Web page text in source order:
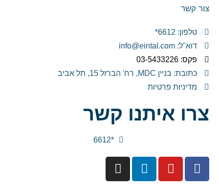
צור קשר
טלפון: 6612*
דוא"ל: info@eintal.com
פקס: 03-5433226
כתובת: בניין MDC, רח' הברזל 15, תל אביב
מדיניות פרטיות
צרו איתנו קשר
*6612